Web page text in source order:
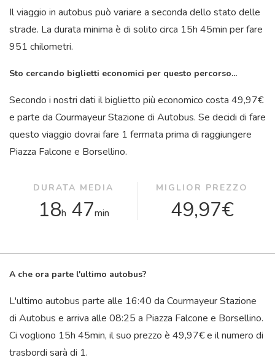
Il viaggio in autobus può variare a seconda dello stato delle
strade. La durata minima è di solito circa 15h 45min per fare
951 chilometri.
Sto cercando biglietti economici per questo percorso...
Secondo i nostri dati il ​​biglietto più economico costa 49,97€
e parte da Courmayeur Stazione di Autobus. Se decidi di fare
questo viaggio dovrai fare 1 fermata prima di raggiungere
Piazza Falcone e Borsellino.
DURATA MEDIA
18h 47min
MIGLIOR PREZZO
49,97€
A che ora parte l'ultimo autobus?
L'ultimo autobus parte alle 16:40 da Courmayeur Stazione
di Autobus e arriva alle 08:25 a Piazza Falcone e Borsellino.
Ci vogliono 15h 45min, il suo prezzo è 49,97€ e il numero di
trasbordi sarà di 1.